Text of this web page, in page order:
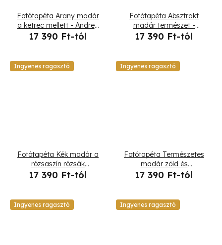
Fotótapéta Arany madár
a ketrec mellett - Andrea
Haase
17 390 Ft-tól
Fotótapéta Absztrakt
madár természet -
Andrea Haase
17 390 Ft-tól
Ingyenes ragasztó
Fotótapéta Kék madár a
rózsaszín rózsák
hátterében - Andrea
17 390 Ft-tól
Ingyenes ragasztó
Fotótapéta Természetes
madár zöld és
narancssárga levelek -
17 390 Ft-tól
Ingyenes ragasztó Ingyenes ragasztó